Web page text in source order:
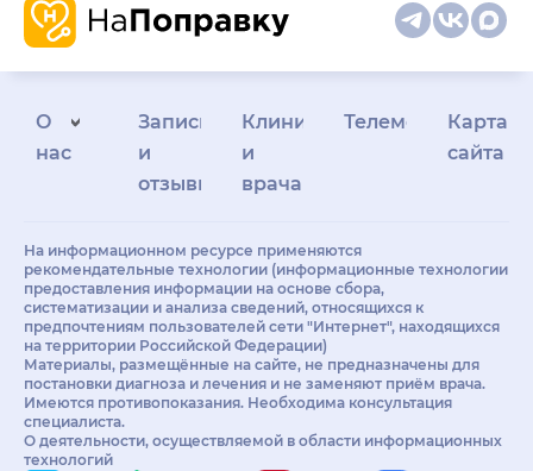
О
нас
Запись
и
отзывы
Клиникам
и
врачам
Телемедицина
Карта
сайта
На информационном ресурсе применяются
рекомендательные технологии (информационные технологии
предоставления информации на основе сбора,
систематизации и анализа сведений, относящихся к
предпочтениям пользователей сети "Интернет", находящихся
на территории Российской Федерации)
Материалы, размещённые на сайте, не предназначены для
постановки диагноза и лечения и не заменяют приём врача.
Имеются противопоказания. Необходима консультация
специалиста.
О деятельности, осуществляемой в области информационных
технологий